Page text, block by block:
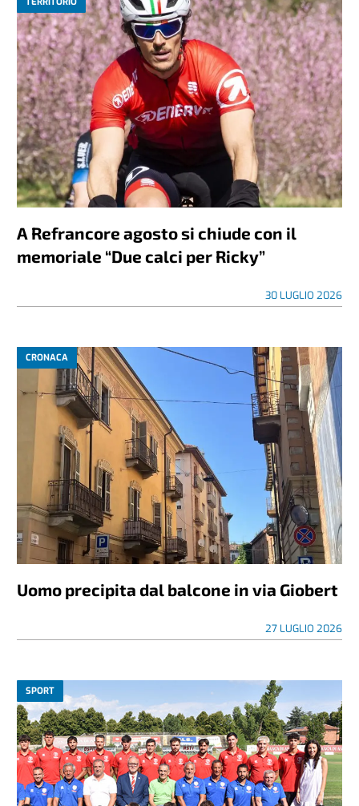
A Refrancore agosto si chiude con il
memoriale “Due calci per Ricky”
30 LUGLIO 2026
CRONACA
Uomo precipita dal balcone in via Giobert
27 LUGLIO 2026
SPORT